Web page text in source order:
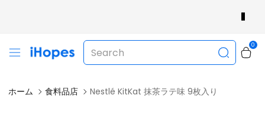
0
ホーム 食料品店 Nestlé KitKat 抹茶ラテ味 9枚入り